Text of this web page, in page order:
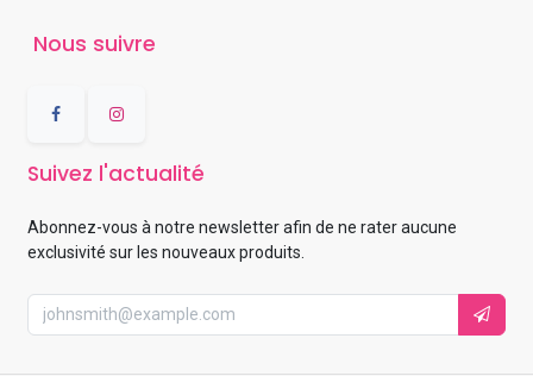
Nous suivre
Suivez l'actualité
Abonnez-vous à notre newsletter afin de ne rater aucune
exclusivité sur les nouveaux produits.